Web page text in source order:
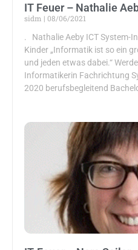
IT Feuer – Nathalie
sidm
08/06/2021
. Nathalie Aeby ICT System-
Kinder „Informatik ist so ein
und jeden etwas dabei.“
Informatikerin Fachrichtung
2020 berufsbegleitend